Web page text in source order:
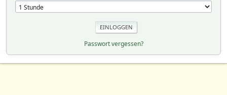
Passwort vergessen?